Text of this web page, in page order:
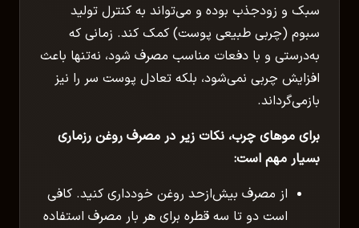
سبک و زودجذب بوده و می‌تواند به کنترل تولید
سبوم (چربی طبیعی پوست) کمک کند. زمانی که
به‌درستی و با دفعات مناسب مصرف شود، نه‌تنها باعث
افزایش چربی نمی‌شود، بلکه تعادل پوست سر را نیز
بازمی‌گرداند.
برای موهای چرب، نکات زیر در مصرف روغن رزماری
بسیار مهم است:
از مصرف بیش‌ازحد روغن خودداری کنید. کافی
است دو تا سه قطره برای هر بار مصرف استفاده